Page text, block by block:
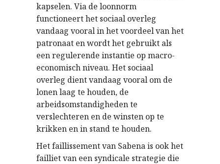
kapselen. Via de loonnorm
functioneert het sociaal overleg
vandaag vooral in het voordeel van het
patronaat en wordt het gebruikt als
een regulerende instantie op macro-
economisch niveau. Het sociaal
overleg dient vandaag vooral om de
lonen laag te houden, de
arbeidsomstandigheden te
verslechteren en de winsten op te
krikken en in stand te houden.
Het faillissement van Sabena is ook het
failliet van een syndicale strategie die